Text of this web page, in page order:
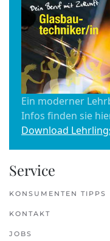
Ein moderner
Infos finden sie
Download
Service
KONSUMENTEN TIPPS
KONTAKT
JOBS